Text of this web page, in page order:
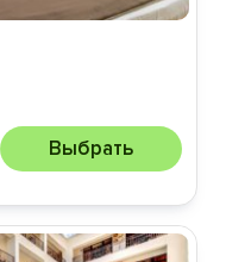
Выбрать